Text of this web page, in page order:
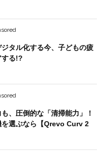
タル化する今、子どもの疲
する!?
、圧倒的な「清掃能力」！
を選ぶなら【Qrevo Curv 2